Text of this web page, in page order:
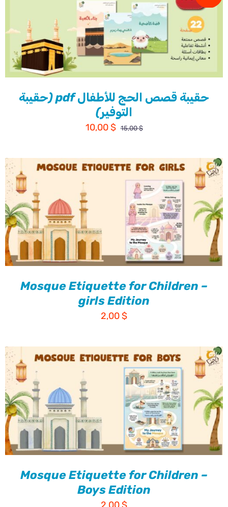
حقيبة قصص الحج للأطفال pdf (حقيبة
التوفير)
15,00$
السعر
هو:
15,00 $.
10,00$
السعر
هو:
10,00 $.
Mosque Etiquette for Children –
girls Edition
2,00$
Mosque Etiquette for Children –
Boys Edition
2,00$